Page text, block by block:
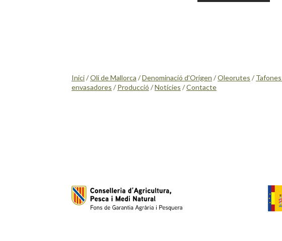
Inici/Oli de Mallorca /Denominació d’Origen /Oleorutes /
envasadores / Producció /Notícies /Contacte